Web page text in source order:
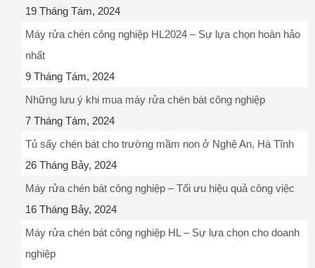
19 Tháng Tám, 2024
Máy rửa chén công nghiệp HL2024 – Sự lựa chọn hoàn hảo
nhất
9 Tháng Tám, 2024
Những lưu ý khi mua máy rửa chén bát công nghiệp
7 Tháng Tám, 2024
Tủ sấy chén bát cho trường mầm non ở Nghệ An, Hà Tĩnh
26 Tháng Bảy, 2024
Máy rửa chén bát công nghiệp – Tối ưu hiệu quả công việc
16 Tháng Bảy, 2024
Máy rửa chén bát công nghiệp HL – Sự lựa chọn cho doanh
nghiệp